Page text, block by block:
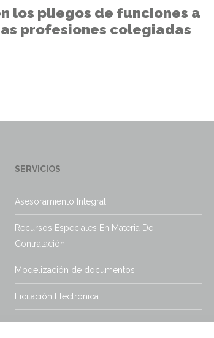
los pliegos de funciones a
profesiones colegiadas
SERVICIOS
Asesoramiento Integral
Recursos Especiales En Materia De
Contratación
Modelización de documentos
Licitación Electrónica